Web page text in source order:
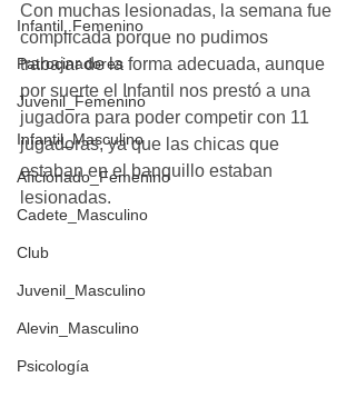
Infantil_Femenino
Patrocinadores
Juvenil_Femenino
Infantil_Masculino
Aficionado_Femenino
Cadete_Masculino
Club
Juvenil_Masculino
Alevin_Masculino
Psicología
Con muchas lesionadas, la semana fue
complicada porque no pudimos
trabajar de la forma adecuada, aunque
por suerte el Infantil nos prestó a una
jugadora para poder competir con 11
jugadoras, ya que las chicas que
estaban en el banquillo estaban
lesionadas.